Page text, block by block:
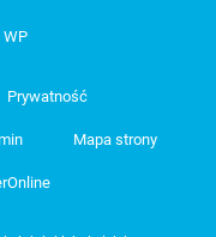
Prywatność
Mapa strony